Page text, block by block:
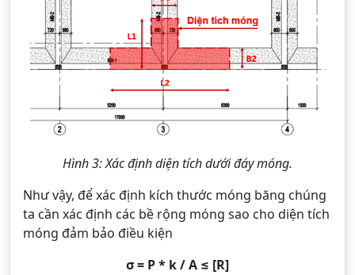
Hình 3: Xác định diện tích dưới đáy móng.
Như vậy, để xác định kích thước móng băng chúng
ta cần xác định các bề rộng móng sao cho diện tích
móng đảm bảo điều kiện
σ = P * k / A ≤ [R]